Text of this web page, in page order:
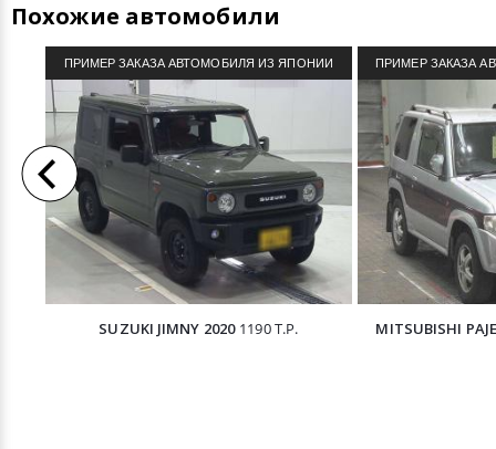
Похожие автомобили
ПРИМЕР ЗАКАЗА АВТОМОБИЛЯ ИЗ ЯПОНИИ
SUZUKI JIMNY 2020 1190 Т.Р.
ПРИМЕР ЗАКАЗА
MITSUBISHI